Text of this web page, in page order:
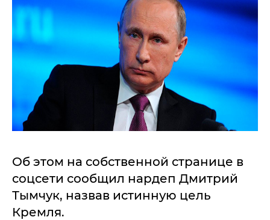
Об этом на собственной странице в
соцсети сообщил нардеп Дмитрий
Тымчук, назвав истинную цель
Кремля.